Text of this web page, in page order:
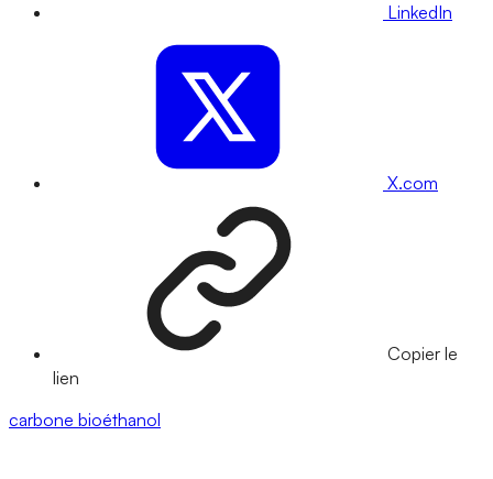
LinkedIn
X.com
Copier le
lien
carbone bioéthanol